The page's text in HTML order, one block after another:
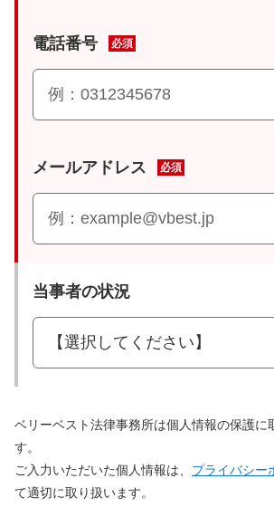
電話番号 必須
メールアドレス 必須
当事者の状況
ベリーベスト法律事務所は個人情報の保護に
す。
ご入力いただいた個人情報は、 プライバシー
て適切に取り扱います。